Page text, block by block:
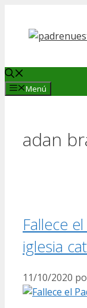
contenido
Menú
adan
Fallece
iglesia
11/10/2020